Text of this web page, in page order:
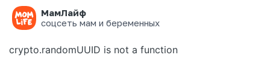
МамЛайф
соцсеть мам и беременных
Ошибка на странице
crypto.randomUUID is not a function